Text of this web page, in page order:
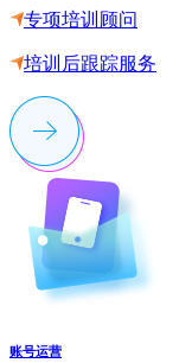
专项培训顾问
培训后跟踪服务
账号运营